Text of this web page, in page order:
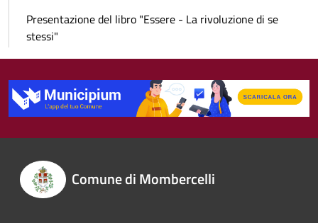
Presentazione del libro "Essere - La rivoluzione di se
stessi"
Comune di Mombercelli